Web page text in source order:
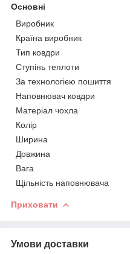
Основні
Виробник
Країна виробник
Тип ковдри
Ступінь теплоти
За технологією пошиття
Наповнювач ковдри
Матеріал чохла
Колір
Ширина
Довжина
Вага
Щільність наповнювача
Приховати
Умови доставки